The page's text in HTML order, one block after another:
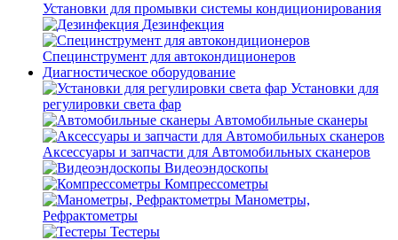
Установки для промывки системы кондиционирования
Дезинфекция
Специнструмент для автокондиционеров
Диагностическое оборудование
Установки для
регулировки света фар
Автомобильные сканеры
Аксессуары и запчасти для Автомобильных сканеров
Видеоэндоскопы
Компрессометры
Манометры,
Рефрактометры
Тестеры